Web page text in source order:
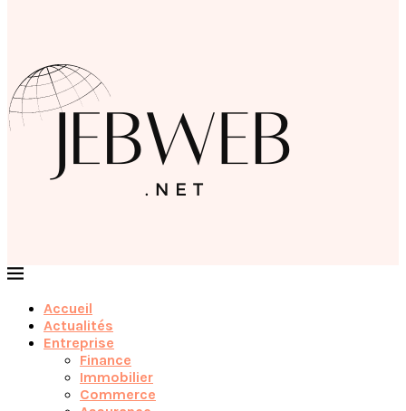
Accueil
Actualités
Entreprise
Finance
Immobilier
Commerce